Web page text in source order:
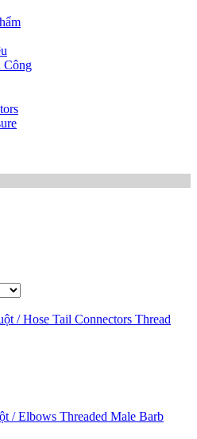
Công
/ Hose Tail Connectors Thread
/ Elbows Threaded Male Barb